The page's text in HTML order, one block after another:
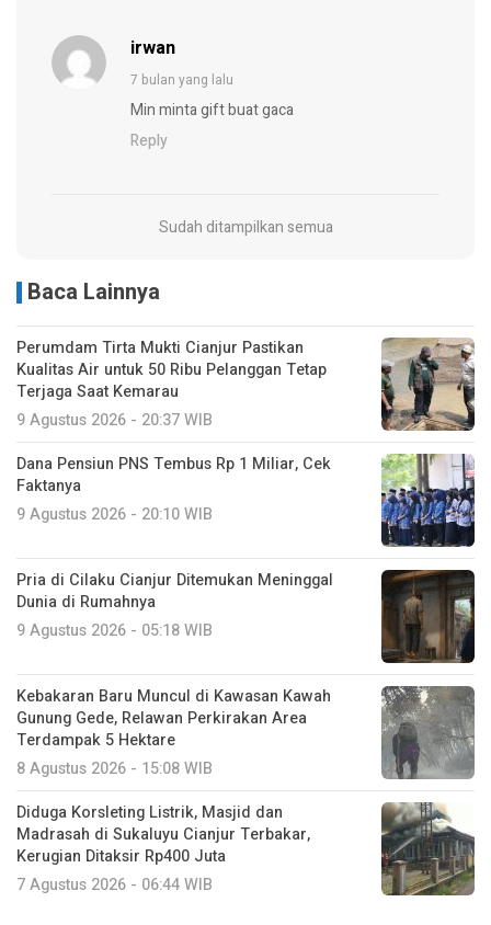
irwan
7 bulan yang lalu
Min minta gift buat gaca
Reply
Sudah ditampilkan semua
Baca Lainnya
Perumdam Tirta Mukti Cianjur Pastikan
Kualitas Air untuk 50 Ribu Pelanggan Tetap
Terjaga Saat Kemarau
9 Agustus 2026 - 20:37 WIB
Dana Pensiun PNS Tembus Rp 1 Miliar, Cek
Faktanya
9 Agustus 2026 - 20:10 WIB
Pria di Cilaku Cianjur Ditemukan Meninggal
Dunia di Rumahnya
9 Agustus 2026 - 05:18 WIB
Kebakaran Baru Muncul di Kawasan Kawah
Gunung Gede, Relawan Perkirakan Area
Terdampak 5 Hektare
8 Agustus 2026 - 15:08 WIB
Diduga Korsleting Listrik, Masjid dan
Madrasah di Sukaluyu Cianjur Terbakar,
Kerugian Ditaksir Rp400 Juta
7 Agustus 2026 - 06:44 WIB